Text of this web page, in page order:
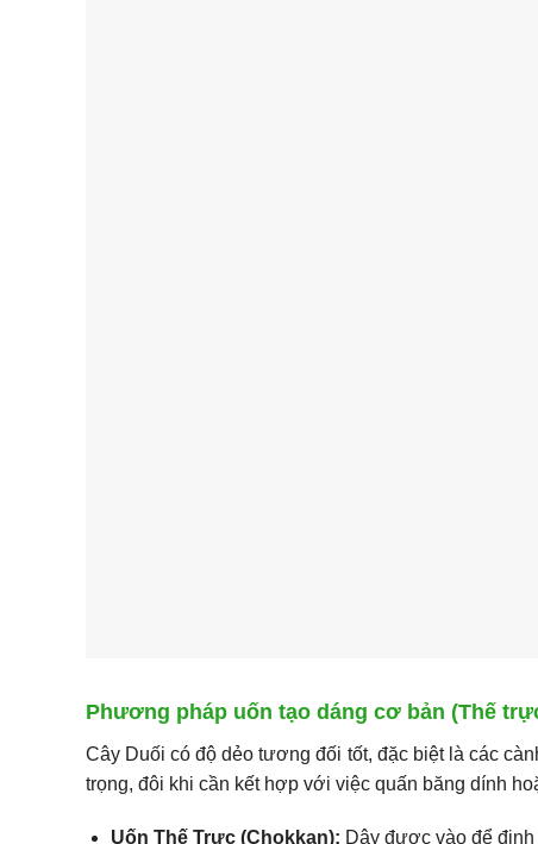
Phương pháp uốn tạo dáng cơ bản (Thế
Cây Duối có độ dẻo tương đối tốt, đặc biệt là các
trọng, đôi khi cần kết hợp với việc quấn băng dính
Uốn Thế Trực (Chokkan): Dây được vào để